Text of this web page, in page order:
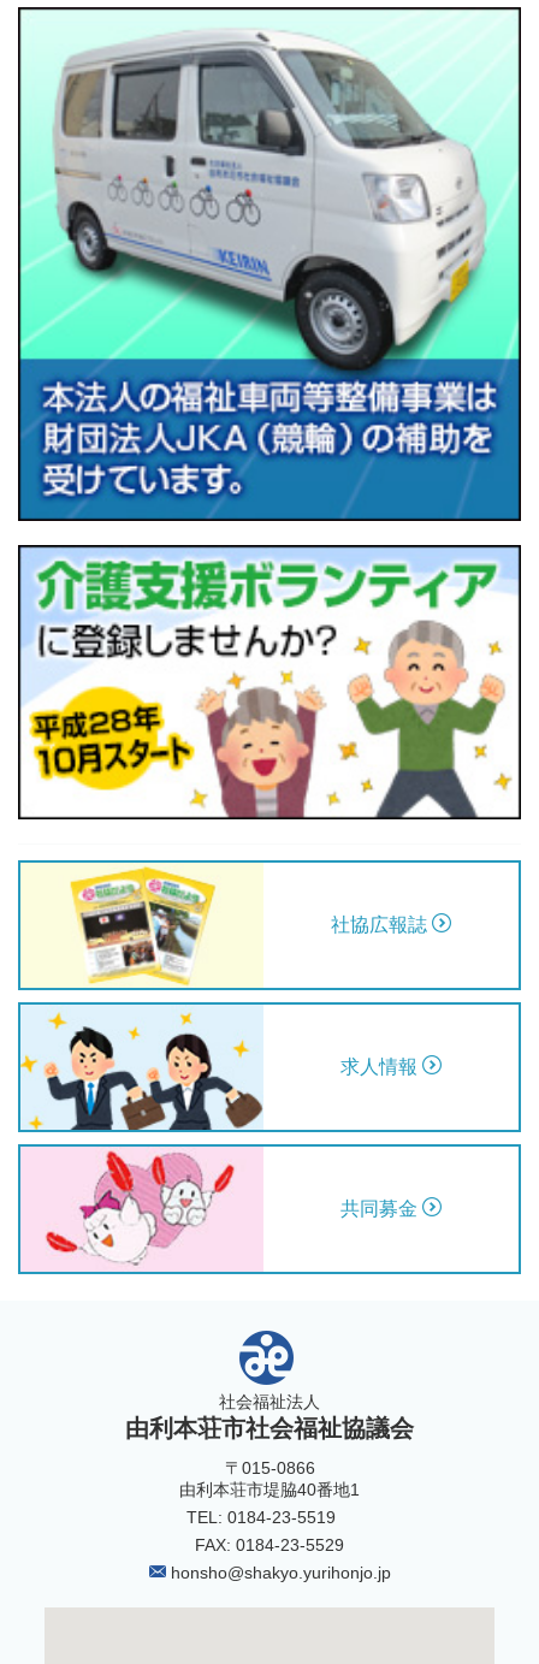
社協広報誌
求人情報
共同募金
社会福祉法人
由利本荘市社会福祉協議会
〒015-0866
由利本荘市堤脇40番地1
TEL: 0184-23-5519
FAX: 0184-23-5529
honsho@shakyo.yurihonjo.jp